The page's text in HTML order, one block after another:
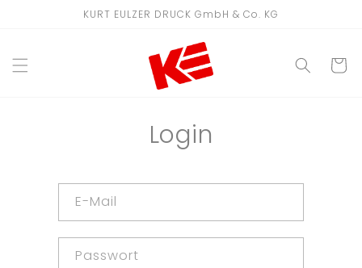
KURT EULZER DRUCK GmbH & Co. KG
Login
E-Mail
Passwort